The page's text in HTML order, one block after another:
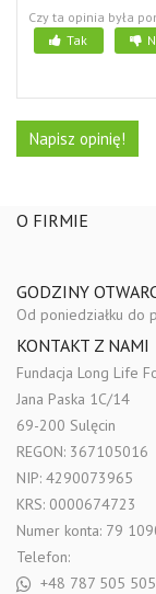
Czy ta opinia była
Tak
Napisz opinię!
O FIRMIE
GODZINY
Od poniedziałku do
KONTAKT Z NAMI
Fundacja Long Life
Jana Paska 1C/14
69-200 Sulęcin
REGON: 367105016
NIP: 4290073965
KRS: 0000674723
Numer konta: 79
Telefon:
+48 787 505 505